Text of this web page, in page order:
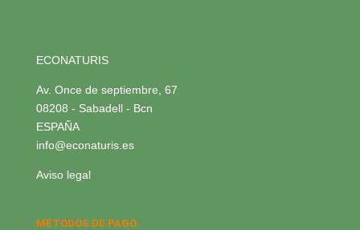
ECONATURIS
Av. Once de septiembre, 67
08208 - Sabadell - Bcn
ESPAÑA
info@econaturis.es
Aviso legal
MÉTODOS DE PAGO: